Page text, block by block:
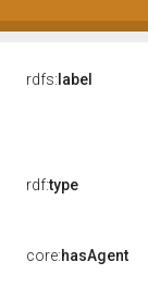
rdfs: label
rdf:type
core:hasAgent